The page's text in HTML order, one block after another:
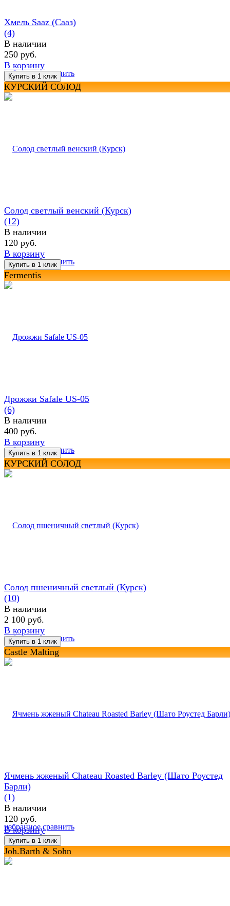
избранное сравнить
Хмель Saaz (Сааз)
(4)
В наличии
250 руб.
В корзину
КУРСКИЙ СОЛОД
избранное сравнить
Солод светлый венский (Курск)
(12)
В наличии
120 руб.
В корзину
Fermentis
избранное сравнить
Дрожжи Safale US-05
(6)
В наличии
400 руб.
В корзину
КУРСКИЙ СОЛОД
избранное сравнить
Солод пшеничный светлый (Курск)
(10)
В наличии
2 100 руб.
В корзину
Castle Malting
избранное сравнить
Ячмень жженый Chateau Roasted Barley (Шато Роустед
Барли)
(1)
В наличии
120 руб.
В корзину
Joh.Barth & Sohn